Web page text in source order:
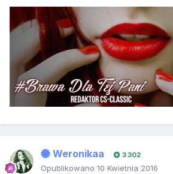
Weronikaa 3 302
Opublikowano 10 Kwietnia 2016